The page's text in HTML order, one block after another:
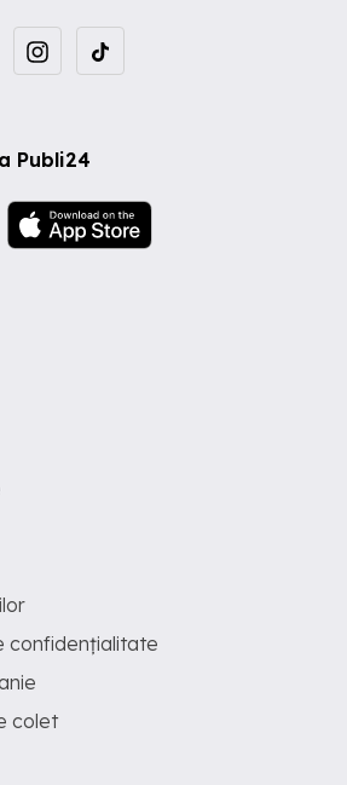
Publi24
confidențialitate
colet